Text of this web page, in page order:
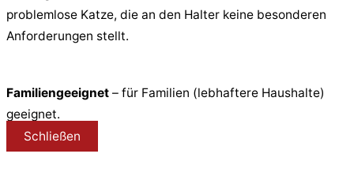
problemlose Katze, die an den Halter keine besonderen
Anforderungen stellt.
Familiengeeignet – für Familien (lebhaftere Haushalte)
geeignet.
Schließen